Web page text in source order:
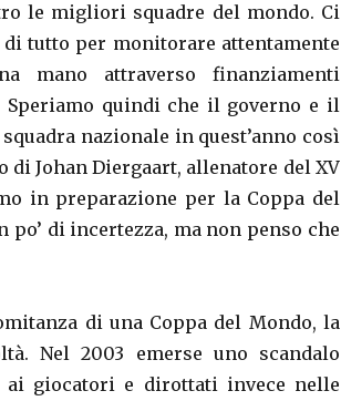
le migliori squadre del mondo. Ci
tutto per monitorare attentamente
mano attraverso finanziamenti
quindi che il governo e il
nazionale in quest’anno così
Johan Diergaart, allenatore del XV
in preparazione per la Coppa del
di incertezza, ma non penso che
di una Coppa del Mondo, la
Nel 2003 emerse uno scandalo
ai giocatori e dirottati invece nelle